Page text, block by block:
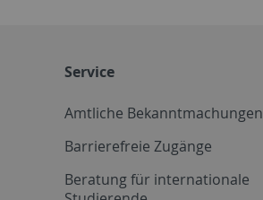
Service
Amtliche Bekanntmachungen
Barrierefreie Zugänge
Beratung für internationale